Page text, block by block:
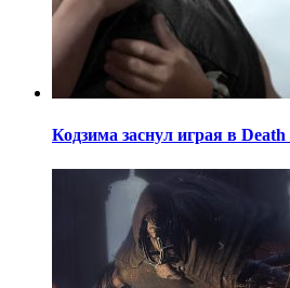
Кодзима заснул играя в